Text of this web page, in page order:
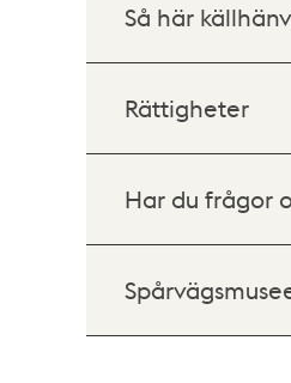
Så här
Rättigheter
Har du frågor